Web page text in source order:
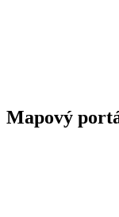
Mapový